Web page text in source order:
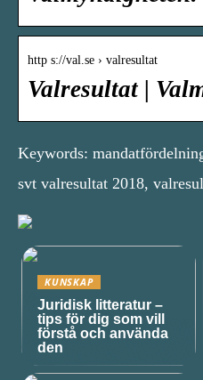
http s://val.se › valresultat
Valresultat |
Keywords:
svt valresultat 2018,
KUNSKAP
Juridisk litteratur –
tips för dig som vill
förstå och använda
den